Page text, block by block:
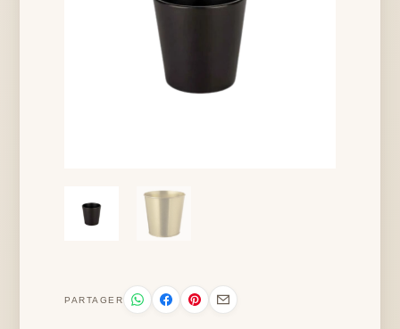
PARTAGER